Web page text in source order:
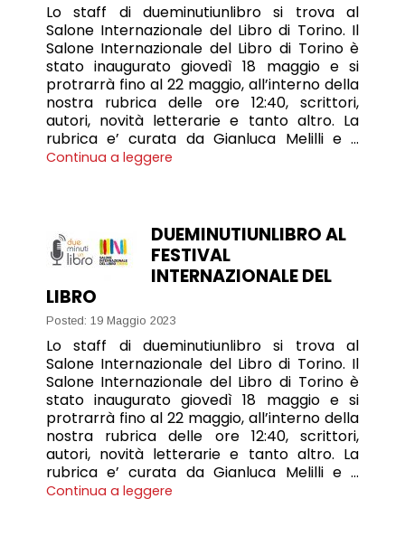
Lo staff di dueminutiunlibro si trova al
Salone Internazionale del Libro di Torino. Il
Salone Internazionale del Libro di Torino è
stato inaugurato giovedì 18 maggio e si
protrarrà fino al 22 maggio, all’interno della
nostra rubrica delle ore 12:40, scrittori,
autori, novità letterarie e tanto altro. La
rubrica e’ curata da Gianluca Melilli e …
Continua a leggere
DUEMINUTIUNLIBRO AL
FESTIVAL
INTERNAZIONALE DEL
LIBRO
Posted: 19 Maggio 2023
Lo staff di dueminutiunlibro si trova al
Salone Internazionale del Libro di Torino. Il
Salone Internazionale del Libro di Torino è
stato inaugurato giovedì 18 maggio e si
protrarrà fino al 22 maggio, all’interno della
nostra rubrica delle ore 12:40, scrittori,
autori, novità letterarie e tanto altro. La
rubrica e’ curata da Gianluca Melilli e …
Continua a leggere